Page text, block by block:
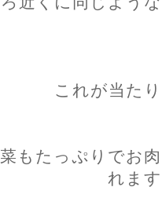
これが当た
もたっぷりでお
れま